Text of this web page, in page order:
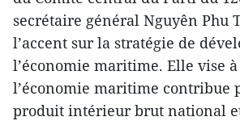
secrétaire général Nguyên Phu
l’accent sur la stratégie de
l’économie maritime. Elle vise à
l’économie maritime contribue
produit intérieur brut national